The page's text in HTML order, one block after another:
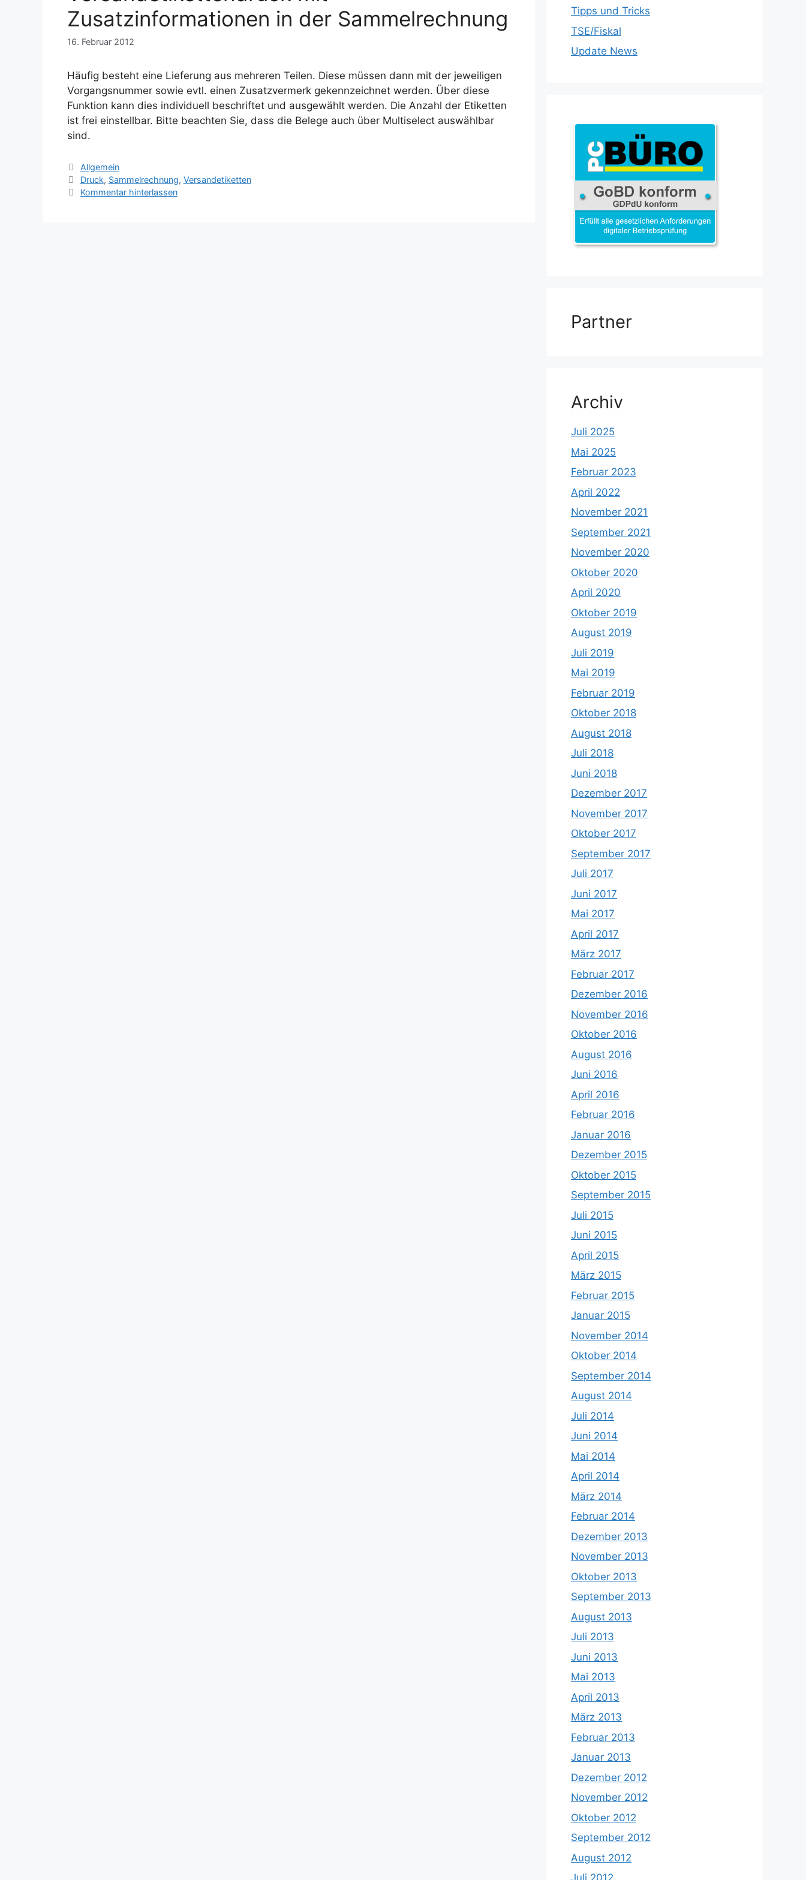
Zusatzinformationen in der Sammelrechnung
16. Februar 2012
Häufig besteht eine Lieferung aus mehreren Teilen. Diese müssen dann mit der jeweiligen
Vorgangsnummer sowie evtl. einen Zusatzvermerk gekennzeichnet werden. Über diese
Funktion kann dies individuell beschriftet und ausgewählt werden. Die Anzahl der Etiketten
ist frei einstellbar. Bitte beachten Sie, dass die Belege auch über Multiselect auswählbar
sind.
Kategorien
Allgemein
Schlagwörter
Druck, Sammelrechnung, Versandetiketten
Kommentar hinterlassen
Tipps und Tricks
TSE/Fiskal
Update News
Partner
Archiv
Juli 2025
Mai 2025
Februar 2023
April 2022
November 2021
September 2021
November 2020
Oktober 2020
April 2020
Oktober 2019
August 2019
Juli 2019
Mai 2019
Februar 2019
Oktober 2018
August 2018
Juli 2018
Juni 2018
Dezember 2017
November 2017
Oktober 2017
September 2017
Juli 2017
Juni 2017
Mai 2017
April 2017
März 2017
Februar 2017
Dezember 2016
November 2016
Oktober 2016
August 2016
Juni 2016
April 2016
Februar 2016
Januar 2016
Dezember 2015
Oktober 2015
September 2015
Juli 2015
Juni 2015
April 2015
März 2015
Februar 2015
Januar 2015
November 2014
Oktober 2014
September 2014
August 2014
Juli 2014
Juni 2014
Mai 2014
April 2014
März 2014
Februar 2014
Dezember 2013
November 2013
Oktober 2013
September 2013
August 2013
Juli 2013
Juni 2013
Mai 2013
April 2013
März 2013
Februar 2013
Januar 2013
Dezember 2012
November 2012
Oktober 2012
September 2012
August 2012
Juli 2012